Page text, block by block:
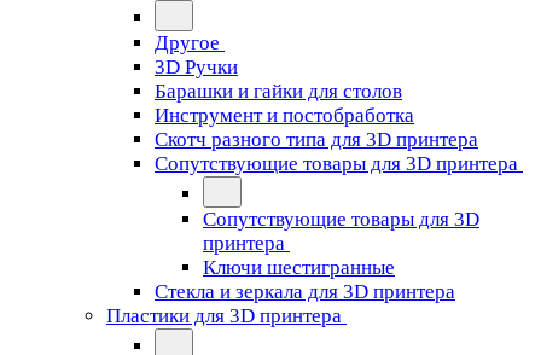
Другое
3D Ручки
Барашки и гайки для столов
Инструмент и постобработка
Скотч разного типа для 3D принтера
Сопутствующие товары для 3D принтера
Сопутствующие товары для 3D
принтера
Ключи шестигранные
Стекла и зеркала для 3D принтера
Пластики для 3D принтера